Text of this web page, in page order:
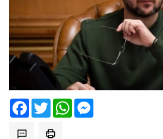
FacebookTwitter WhatsApp